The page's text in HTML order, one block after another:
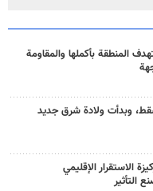
المنطقة بأكملها والمقاومة
وبدأت ولادة شرق جديد
الاستقرار الإقليمي
التأثير